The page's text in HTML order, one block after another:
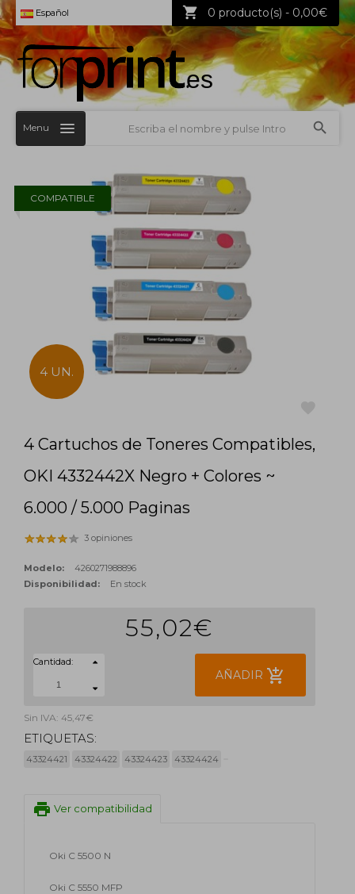
Español 0 producto(s) - 0,00€
Menu
COMPATIBLE
4 UN.
4 Cartuchos de Toneres Compatibles,
OKI 4332442X Negro + Colores ~
6.000 / 5.000 Paginas
3 opiniones
Modelo:
4260271988896
Disponibilidad:
En stock
55,02€
Cantidad:
AÑADIR add_shopping_cart
Sin IVA: 45,47€
ETIQUETAS:
43324421 43324422 43324423 43324424
print Ver compatibilidad
Oki C 5500 N
Oki C 5550 MFP